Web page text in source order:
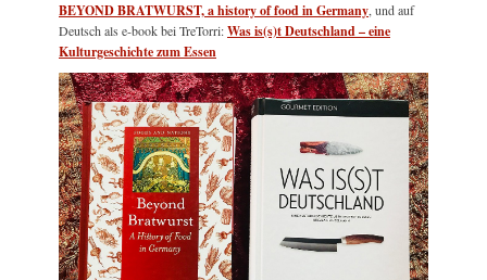
BEYOND BRATWURST, a history of food in Germany, und auf
Deutsch als e-book bei TreTorri:Was is(s)t Deutschland – eine
Kulturgeschichte zum Essen